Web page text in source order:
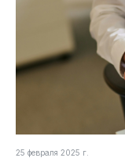
25 февраля 2025 г.